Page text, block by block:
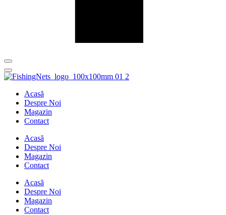
Acasă
Despre Noi
Magazin
Contact
Acasă
Despre Noi
Magazin
Contact
Acasă
Despre Noi
Magazin
Contact